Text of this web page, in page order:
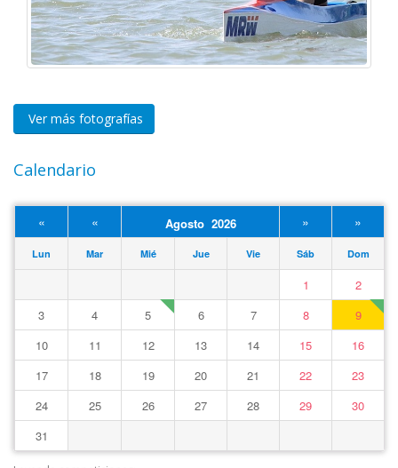
Ver más fotografías
Calendario
« « Agosto 2026 » »
Lun Mar Mié Jue Vie Sáb Dom
1
2
3
4 5 6 7 8
9
10
11 12 13 14 15
16
17
18 19 20 21 22
23
24
25 26 27 28 29
30
31